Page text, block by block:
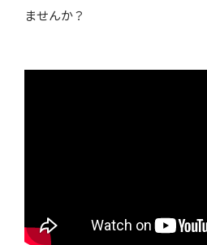
ませんか？